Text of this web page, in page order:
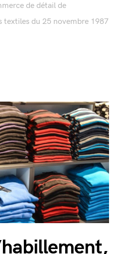
de détail de
textiles du 25 novembre 1987